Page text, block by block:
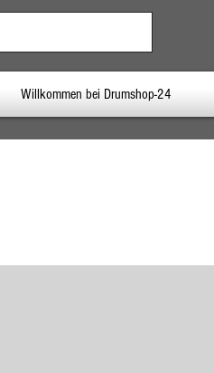
Willkommen bei Drumshop-24